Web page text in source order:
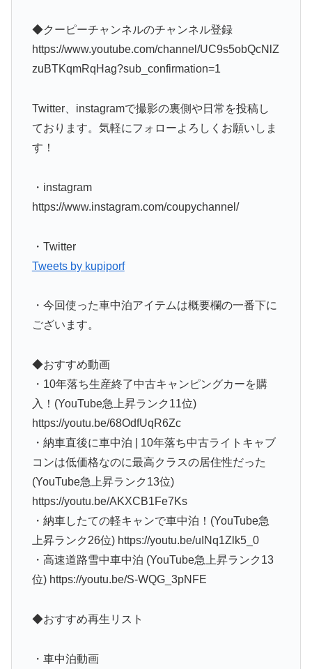
◆クーピーチャンネルのチャンネル登録
https://www.youtube.com/channel/UC9s5obQcNlZ
zuBTKqmRqHag?sub_confirmation=1
Twitter、instagramで撮影の裏側や日常を投稿し
ております。気軽にフォローよろしくお願いしま
す！
・instagram
https://www.instagram.com/coupychannel/
・Twitter
Tweets by kupiporf
・今回使った車中泊アイテムは概要欄の一番下に
ございます。
◆おすすめ動画
・10年落ち生産終了中古キャンピングカーを購
入！(YouTube急上昇ランク11位)
https://youtu.be/68OdfUqR6Zc
・納車直後に車中泊 | 10年落ち中古ライトキャブ
コンは低価格なのに最高クラスの居住性だった
(YouTube急上昇ランク13位)
https://youtu.be/AKXCB1Fe7Ks
・納車したての軽キャンで車中泊！(YouTube急
上昇ランク26位) https://youtu.be/uINq1Zlk5_0
・高速道路雪中車中泊 (YouTube急上昇ランク13
位) https://youtu.be/S-WQG_3pNFE
◆おすすめ再生リスト
・車中泊動画